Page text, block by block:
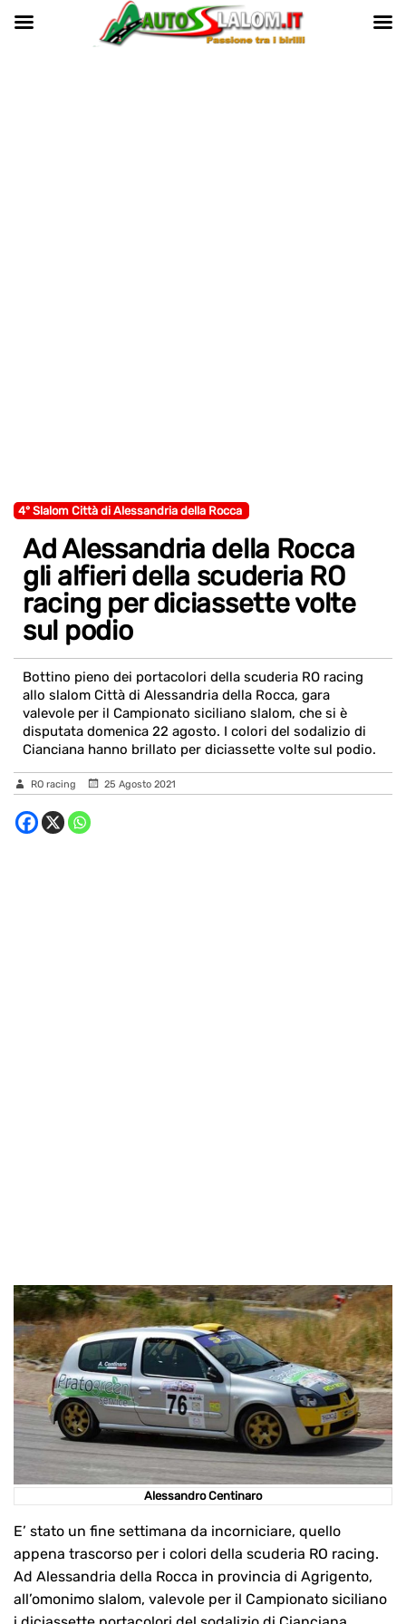
4° Slalom Città di Alessandria della Rocca
Ad Alessandria della Rocca
gli alfieri della scuderia RO
racing per diciassette volte
sul podio
Bottino pieno dei portacolori della scuderia RO racing
allo slalom Città di Alessandria della Rocca, gara
valevole per il Campionato siciliano slalom, che si è
disputata domenica 22 agosto. I colori del sodalizio di
Cianciana hanno brillato per diciassette volte sul podio.
RO racing 25 Agosto 2021
Alessandro Centinaro
E’ stato un fine settimana da incorniciare, quello
appena trascorso per i colori della scuderia RO racing.
Ad Alessandria della Rocca in provincia di Agrigento,
all’omonimo slalom, valevole per il Campionato siciliano